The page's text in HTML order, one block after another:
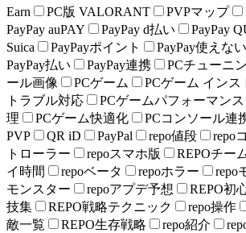
Earn
PC版 VALORANT PVPマップ
PayPay auPAY
PayPay d払い PayPay
Suica
PayPayポイント PayPay使えない
PayPay払い
PayPay連携 PCチューニ
ール画像
PCゲーム PCゲーム インス
トラブル対応
PCゲームパフォーマンス
理
PCゲーム快適化 PCコンソール連
PVP
QR iD PayPal repo値段 repo
トローラー
repoスマホ版 REPOチー
イ時間
repoベータ repoホラー repo
モンスター
repoアプデ予想 REPO初
技集
REPO戦略テクニック repo操作
敵一覧
REPO生存戦略 repo紹介